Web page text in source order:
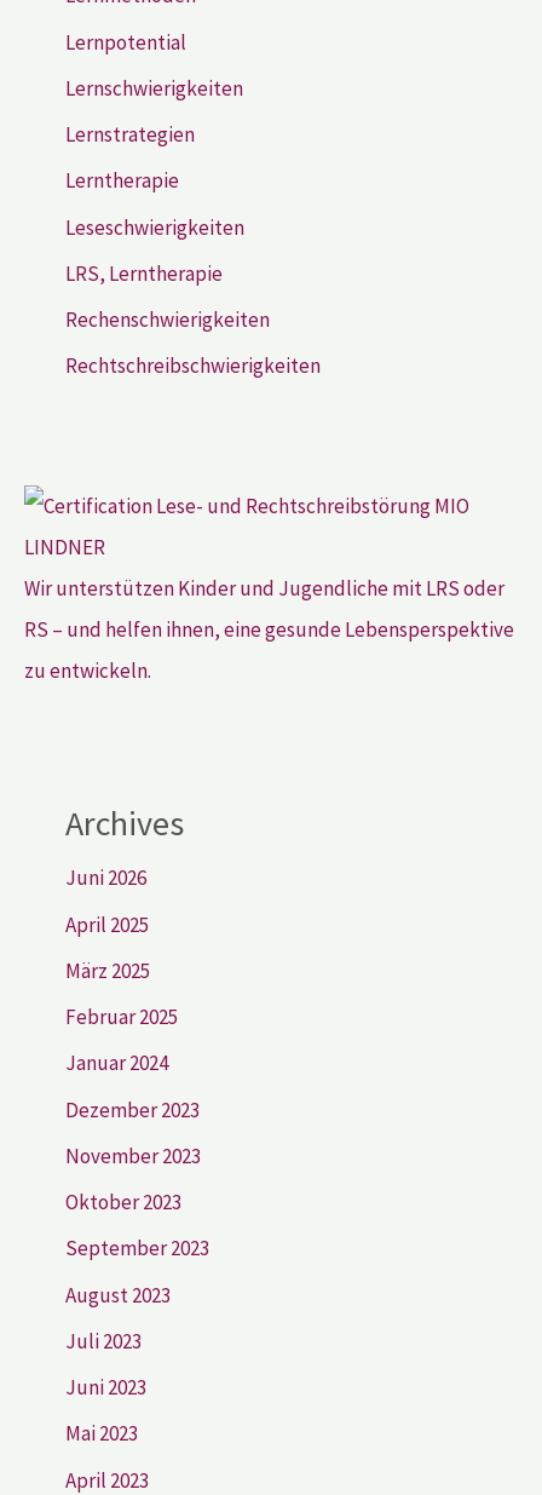
Lernpotential
Lernschwierigkeiten
Lernstrategien
Lerntherapie
Leseschwierigkeiten
LRS, Lerntherapie
Rechenschwierigkeiten
Rechtschreibschwierigkeiten
Wir unterstützen Kinder und Jugendliche mit LRS oder
RS – und helfen ihnen, eine gesunde Lebensperspektive
zu entwickeln.
Archives
Juni 2026
April 2025
März 2025
Februar 2025
Januar 2024
Dezember 2023
November 2023
Oktober 2023
September 2023
August 2023
Juli 2023
Juni 2023
Mai 2023
April 2023